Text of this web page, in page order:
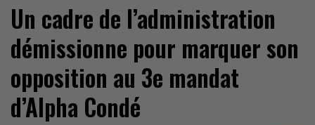
Un cadre de l’administration
démissionne pour marquer son
opposition au 3e mandat
d’Alpha Condé